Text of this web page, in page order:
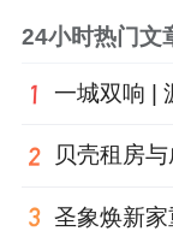
24小时热门文